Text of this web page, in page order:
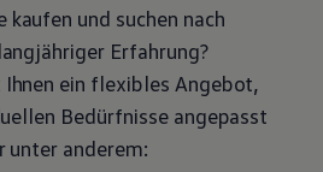
kaufen und suchen nach
Erfahrung?
ein flexibles Angebot,
Bedürfnisse angepasst
unter anderem: